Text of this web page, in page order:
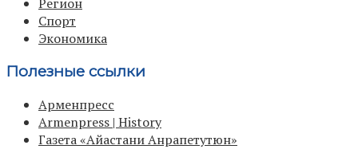
Спорт
Экономика
Полезные ссылки
Арменпресс
Armenpress | History
Газета «Айастани Анрапетутюн»